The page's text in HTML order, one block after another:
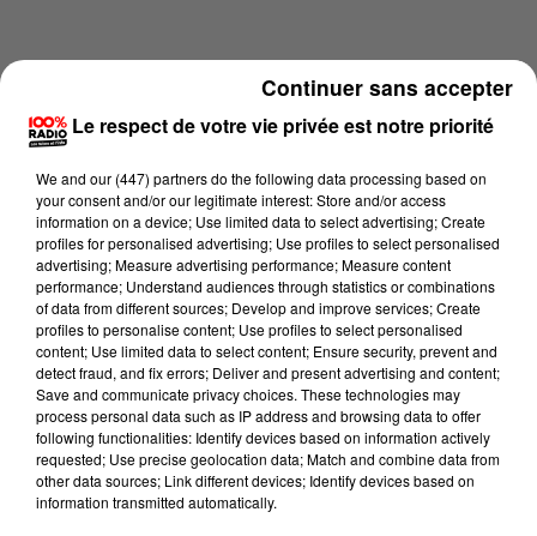
Lecture (4 min 25 sec)
100%
100% Radio l'agenda du Tarn et Garonne
Le respect de votre vie privée est notre priorité
We and our (447) partnersdo the following data processing based on
your consent and/or our legitimate interest: Store and/or access
information on a device; Use limited data to select advertising; Create
profiles for personalised advertising; Use profiles to select personalised
advertising; Measure advertising performance; Measure content
performance; Understand audiences through statistics or combinations
of data from different sources; Develop and improve services; Create
profiles to personalise content; Use profiles to select personalised
content; Use limited data to select content; Ensure security, prevent and
detect fraud, and fix errors; Deliver and present advertising and content;
Save and communicate privacy choices. These technologies may
process personal data such as IP address and browsing data to offer
following functionalities: Identify devices based on information actively
requested; Use precise geolocation data; Match and combine data from
other data sources; Link different devices; Identify devices based on
information transmitted automatically.
Continuer sans accepter